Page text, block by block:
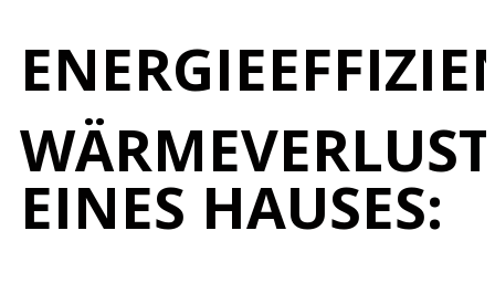
WÄRMEVERLUST
EINES HAUSES: